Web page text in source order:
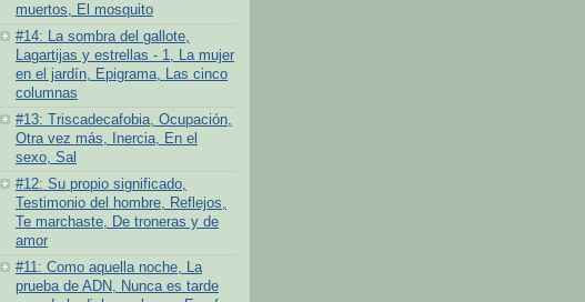
muertos, El mosquito
#14: La sombra del gallote,
Lagartijas y estrellas - 1, La mujer
en el jardín, Epigrama, Las cinco
columnas
#13: Triscadecafobia, Ocupación,
Otra vez más, Inercia, En el
sexo, Sal
#12: Su propio significado,
Testimonio del hombre, Reflejos,
Te marchaste, De troneras y de
amor
#11: Como aquella noche, La
prueba de ADN, Nunca es tarde